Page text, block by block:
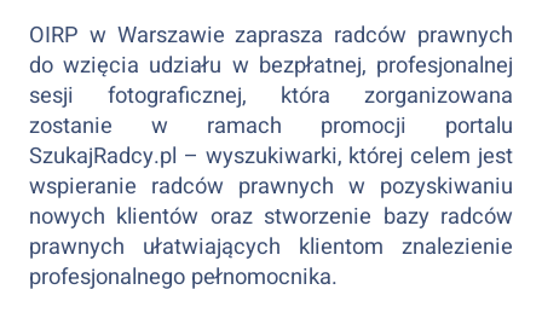
OIRP w Warszawie zaprasza radców prawnych
do wzięcia udziału w bezpłatnej, profesjonalnej
sesji fotograficznej, która zorganizowana
zostanie w ramach promocji portalu
SzukajRadcy.pl – wyszukiwarki, której celem jest
wspieranie radców prawnych w pozyskiwaniu
nowych klientów oraz stworzenie bazy radców
prawnych ułatwiających klientom znalezienie
profesjonalnego pełnomocnika.